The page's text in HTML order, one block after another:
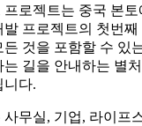
로젝트는 중국 본
발 프로젝트의 첫번
것을 포함할 수 있
길을 안내하는 별
다.
무실, 기업, 라이프